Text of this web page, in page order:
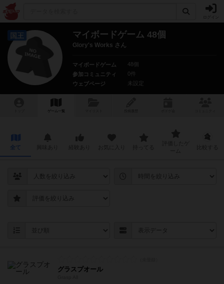
国王 マイボードゲーム 48個
Glory's Works さん
マイボードゲーム
48個
参加コミュニティ
0件
ウェブページ
未設定
ゲーム一覧
全て
グラスプオール